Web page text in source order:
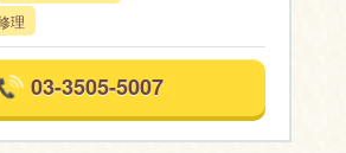
理
03-3505-5007